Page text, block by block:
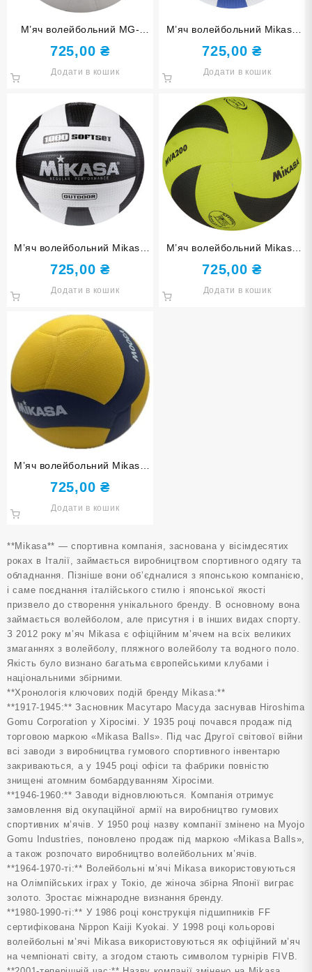
**Mikasa** — спортивна компанія, заснована у вісімдесятих
роках в Італії, займається виробництвом спортивного одягу та
обладнання. Пізніше вони об’єдналися з японською компанією,
і саме поєднання італійського стилю і японської якості
призвело до створення унікального бренду. В основному вона
займається волейболом, але присутня і в інших видах спорту.
З 2012 року м’яч Mikasa є офіційним м’ячем на всіх великих
змаганнях з волейболу, пляжного волейболу та водного поло.
Якість було визнано багатьма європейськими клубами і
національними збірними.
**Хронологія ключових подій бренду Mikasa:**
**1917-1945:** Засновник Масутаро Масуда заснував Hiroshima
Gomu Corporation у Хіросімі. У 1935 році почався продаж під
торговою маркою «Mikasa Balls». Під час Другої світової війни
всі заводи з виробництва гумового спортивного інвентарю
закриваються, а у 1945 році офіси та фабрики повністю
знищені атомним бомбардуванням Хіросіми.
**1946-1960:** Заводи відновлюються. Компанія отримує
замовлення від окупаційної армії на виробництво гумових
спортивних м’ячів. У 1950 році назву компанії змінено на Myojo
Gomu Industries, поновлено продаж під маркою «Mikasa Balls»,
а також розпочато виробництво волейбольних м’ячів.
**1964-1970-ті:** Волейбольні м’ячі Mikasa використовуються
на Олімпійських іграх у Токіо, де жіноча збірна Японії виграє
золото. Зростає міжнародне визнання бренду.
**1980-1990-ті:** У 1986 році конструкція підшипників FF
сертифікована Nippon Kaiji Kyokai. У 1998 році кольорові
волейбольні м’ячі Mikasa використовуються як офіційний м’яч
на чемпіонаті світу, а згодом стають символом турнірів FIVB.
М’яч волейбольний MG-
210S, білий.
725,00 ₴
Додати в кошик
М’яч волейбольний Mikasa
1000 SoftSet, синьо/білий.
725,00₴
Додати в кошик
М’яч волейбольний Mikasa
1000 SoftSet, чорно/білий.
725,00 ₴
Додати в кошик
М’яч волейбольний Mikasa
MVA200.
725,00₴
Додати в кошик
М’яч волейбольний Mikasa
V300W.
725,00 ₴
Додати в кошик